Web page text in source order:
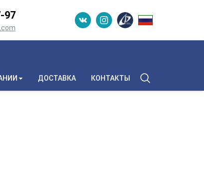
­97
ДОСТАВКА КОНТАКТЫ